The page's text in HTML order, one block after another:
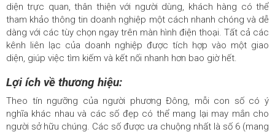
diện trực quan, thân thiện với người dùng, khách hàng có thể
tham khảo thông tin doanh nghiệp một cách nhanh chóng và dễ
dàng với các tùy chọn ngay trên màn hình điện thoại. Tất cả các
kênh liên lạc của doanh nghiệp được tích hợp vào một giao
diện, giúp việc tìm kiếm và kết nối nhanh hơn bao giờ hết.
Lợi ích về thương hiệu:
Theo tín ngưỡng của người phương Đông, mỗi con số có ý
nghĩa khác nhau và các số đẹp có thể mang lại may mắn cho
người sở hữu chúng. Các số được ưa chuộng nhất là số 6 (mang